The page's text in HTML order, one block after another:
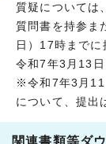
質疑については
質問書を持参ま
日）17時までに
令和7年3月13
※令和7年3月11
について、提出
関連書類等ダ